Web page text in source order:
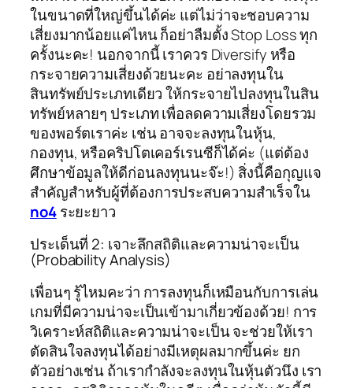
ในขนาดที่ใหญ่ขึ้นได้ค่ะ แต่ไม่ว่าจะชอบความ
เสี่ยงมากน้อยแค่ไหน ก็อย่าลืมตั้ง Stop Loss ทุก
ครั้งนะคะ! นอกจากนี้ เราควร Diversify หรือ
กระจายความเสี่ยงด้วยนะคะ อย่าลงทุนใน
สินทรัพย์ประเภทเดียว ให้กระจายไปลงทุนในสิน
ทรัพย์หลายๆ ประเภท เพื่อลดความเสี่ยงโดยรวม
ของพอร์ตเราค่ะ เช่น อาจจะลงทุนในหุ้น,
กองทุน, หรือคริปโตเคอร์เรนซีก็ได้ค่ะ (แต่ต้อง
ศึกษาข้อมูลให้ดีก่อนลงทุนนะจ๊ะ!) สิ่งนี้คือกุญแจ
สำคัญสำหรับผู้ที่ต้องการประสบความสำเร็จใน
no4ระยะยาว
ประเด็นที่ 2: เจาะลึกสถิติและความน่าจะเป็น
(Probability Analysis)
เพื่อนๆ รู้ไหมคะว่า การลงทุนก็เหมือนกับการเล่น
เกมที่มีความน่าจะเป็นเข้ามาเกี่ยวข้องด้วย! การ
วิเคราะห์สถิติและความน่าจะเป็น จะช่วยให้เรา
ตัดสินใจลงทุนได้อย่างมีเหตุผลมากขึ้นค่ะ ยก
ตัวอย่างเช่น ถ้าเรากำลังจะลงทุนในหุ้นตัวนึง เรา